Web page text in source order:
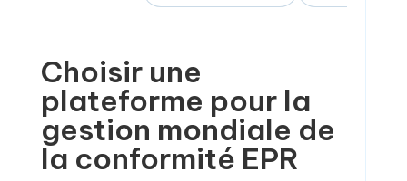
Choisir une
plateforme pour la
gestion mondiale de
la conformité EPR